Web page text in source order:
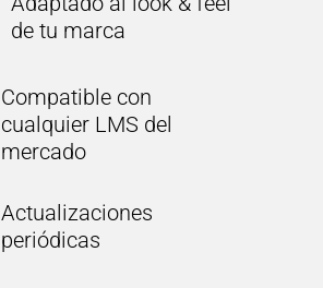
de tu marca
Compatible con
cualquier LMS del
mercado
Actualizaciones
periódicas